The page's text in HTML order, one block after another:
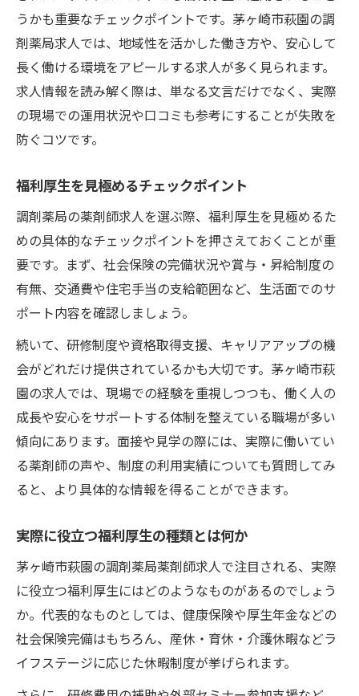
うかも重要なチェックポイントです。茅ヶ崎市萩園の調
剤薬局求人では、地域性を活かした働き方や、安心して
長く働ける環境をアピールする求人が多く見られます。
求人情報を読み解く際は、単なる文言だけでなく、実際
の現場での運用状況や口コミも参考にすることが失敗を
防ぐコツです。
福利厚生を見極めるチェックポイント
調剤薬局の薬剤師求人を選ぶ際、福利厚生を見極めるた
めの具体的なチェックポイントを押さえておくことが重
要です。まず、社会保険の完備状況や賞与・昇給制度の
有無、交通費や住宅手当の支給範囲など、生活面でのサ
ポート内容を確認しましょう。
続いて、研修制度や資格取得支援、キャリアアップの機
会がどれだけ提供されているかも大切です。茅ヶ崎市萩
園の求人では、現場での経験を重視しつつも、働く人の
成長や安心をサポートする体制を整えている職場が多い
傾向にあります。面接や見学の際には、実際に働いてい
る薬剤師の声や、制度の利用実績についても質問してみ
ると、より具体的な情報を得ることができます。
実際に役立つ福利厚生の種類とは何か
茅ヶ崎市萩園の調剤薬局薬剤師求人で注目される、実際
に役立つ福利厚生にはどのようなものがあるのでしょう
か。代表的なものとしては、健康保険や厚生年金などの
社会保険完備はもちろん、産休・育休・介護休暇などラ
イフステージに応じた休暇制度が挙げられます。